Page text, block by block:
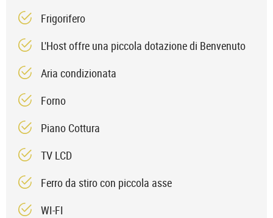
Frigorifero
L'Host offre una piccola dotazione di Benvenuto
Aria condizionata
Forno
Piano Cottura
TV LCD
Ferro da stiro con piccola asse
WI-FI